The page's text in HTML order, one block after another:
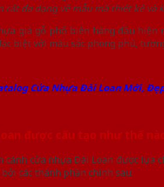
rất đa dạng về mẫu mã thiết kế và
giả gỗ phổ biến hàng đầu
biệt với màu sắc phong phú,
Cửa Nhựa Đài Loan Mới,
được cấu tạo như thế
cánh cửa nhựa Đài Loan được lựa
các thành phần chính sau: